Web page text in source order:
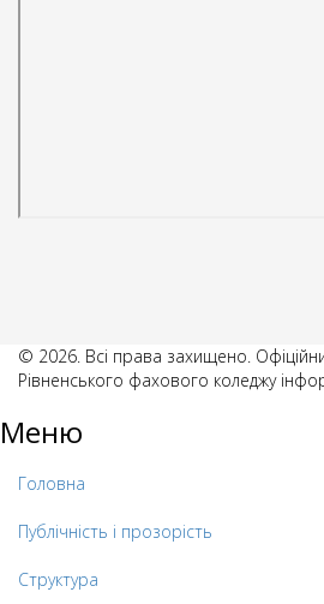
© 2026. Всі права захищено.
Рівненського фахового коледжу
Меню
Головна
Публічність і прозорість
Структура